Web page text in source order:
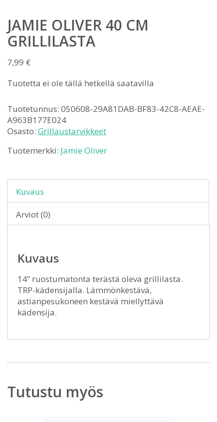
JAMIE OLIVER 40 CM
GRILLILASTA
7,99 €
Tuotetta ei ole tällä hetkellä saatavilla
Tuotetunnus: 050608-29A81DAB-BF83-42C8-AEAE-
A963B177E024
Osasto: Grillaustarvikkeet
Tuotemerkki: Jamie Oliver
Kuvaus
Arviot (0)
Kuvaus
14” ruostumatonta terästä oleva grillilasta.
TRP-kädensijalla. Lämmönkestävä,
astianpesukoneen kestävä miellyttävä
kädensija.
Tutustu myös